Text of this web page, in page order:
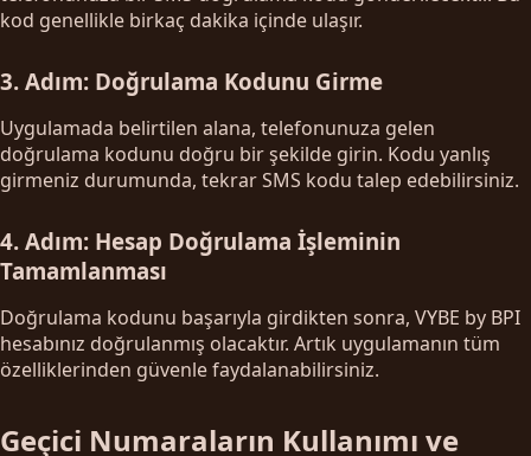
kod genellikle birkaç dakika içinde ulaşır.
3. Adım: Doğrulama Kodunu Girme
Uygulamada belirtilen alana, telefonunuza gelen
doğrulama kodunu doğru bir şekilde girin. Kodu yanlış
girmeniz durumunda, tekrar SMS kodu talep edebilirsiniz.
4. Adım: Hesap Doğrulama İşleminin
Tamamlanması
Doğrulama kodunu başarıyla girdikten sonra, VYBE by BPI
hesabınız doğrulanmış olacaktır. Artık uygulamanın tüm
özelliklerinden güvenle faydalanabilirsiniz.
Geçici Numaraların Kullanımı ve